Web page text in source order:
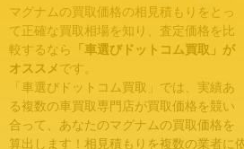
マグナムの買取価格の相見積もりをとっ
て正確な買取相場を知り、査定価格を比
較するなら 「車選びドットコム買取」が
オススメです。
「車選びドットコム買取」では、実績あ
る複数の車買取専門店が買取価格を競い
合って、あなたのマグナムの買取価格を
算出します！相見積もりを複数の業者に